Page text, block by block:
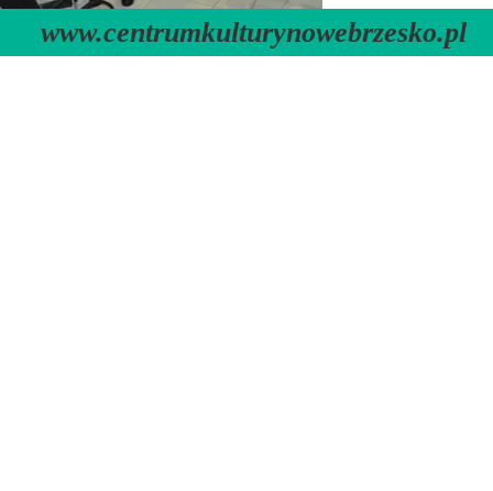
www.centrumkulturynowebrzesko.pl